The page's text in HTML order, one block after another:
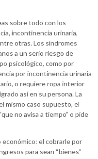
sobre todo con los
incontinencia urinaria,
otras. Los síndromes
a un serio riesgo de
psicológico, como por
por incontinencia urinaria
o requiere ropa interior
así en su persona. La
mismo caso supuesto, el
no avisa a tiempo” o pide
el cobrarle por
para sean “bienes”